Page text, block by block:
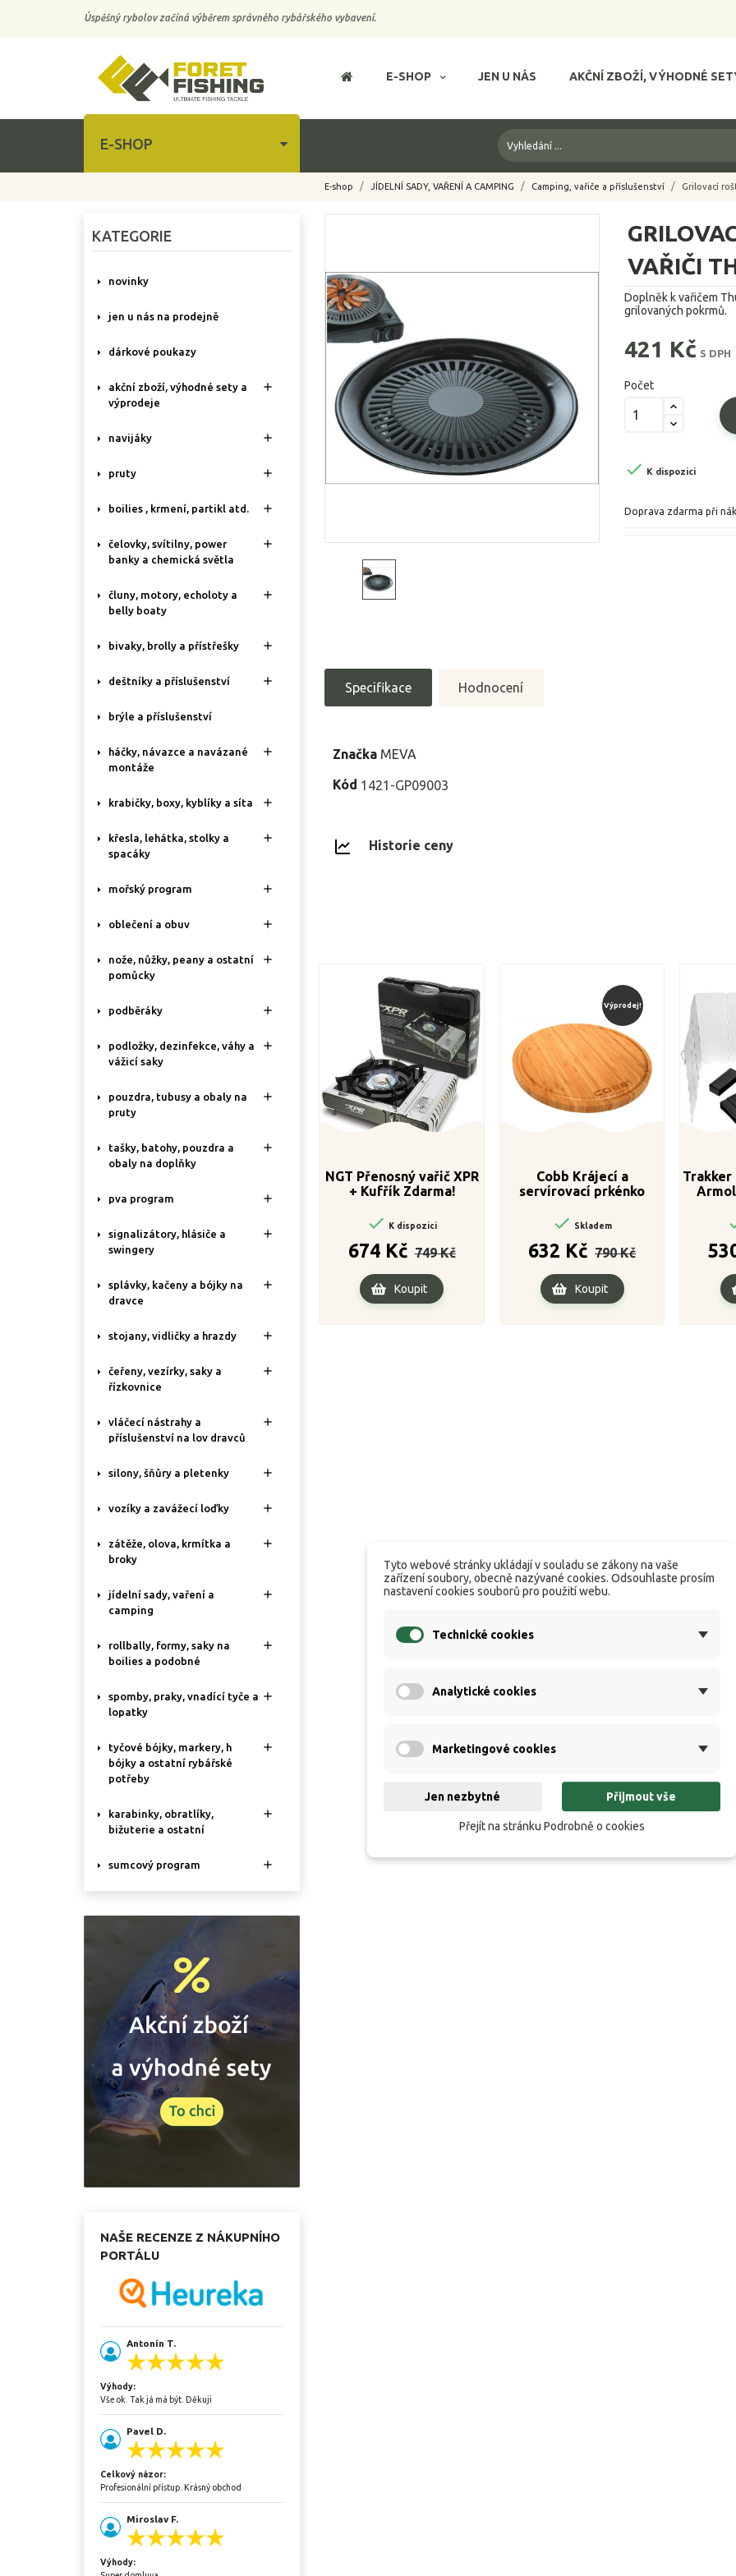
Úspěšný rybolov začíná výběrem správného rybářského vybavení.
E-SHOP JEN U NÁS AKČNÍ ZBOŽÍ, VÝHODNÉ
E-SHOP
E-shop JÍDELNÍ SADY, VAŘENÍ A CAMPING Camping, vařiče a příslušenství Grilovací
KATEGORIE
novinky
jen u nás na prodejně
dárkové poukazy
akční zboží, výhodné sety a
výprodeje

navijáky 
pruty 
boilies , krmení, partikl atd. 
čelovky, svítilny, power
banky a chemická světla

čluny, motory, echoloty a
belly boaty

bivaky, brolly a přístřešky 
deštníky a příslušenství 
brýle a příslušenství
háčky, návazce a navázané
montáže

krabičky, boxy, kyblíky a síta 
křesla, lehátka, stolky a
spacáky

mořský program 
oblečení a obuv 
nože, nůžky, peany a ostatní
pomůcky

podběráky 
podložky, dezinfekce, váhy a
vážicí saky

pouzdra, tubusy a obaly na
pruty

tašky, batohy, pouzdra a
obaly na doplňky

pva program 
signalizátory, hlásiče a
swingery

splávky, kačeny a bójky na
dravce

stojany, vidličky a hrazdy 
čeřeny, vezírky, saky a
řízkovnice

vláčecí nástrahy a
příslušenství na lov dravců

silony, šňůry a pletenky 
vozíky a zavážecí loďky 
zátěže, olova, krmítka a
broky

jídelní sady, vaření a
camping

rollbally, formy, saky na
boilies a podobné

spomby, praky, vnadící tyče a
lopatky

tyčové bójky, markery, h
bójky a ostatní rybářské
potřeby

karabinky, obratlíky,
bižuterie a ostatní

sumcový program 
NAŠE RECENZE Z NÁKUPNÍHO
PORTÁLU
Antonín T.
Výhody:
Vše ok. Tak já má být. Děkuji
Pavel D.
Celkový názor:
Profesionální přístup. Krásný obchod
Miroslav F.
Výhody:
VAŘIČI
Doplněk k vařičem
grilovaných pokrmů.
421 Kč S DPH
Počet
 K dispozici
Doprava zdarma při
Specifikace Hodnocení
Značka MEVA
Kód 1421-GP09003
Historie ceny
NGT Přenosný vařič XPR
+ Kufřík Zdarma!
 K dispozici
674 Kč cena
749 Kč
Cena
Koupit
Výprodej!
Cobb Krájecí a
servírovací prkénko
 Skladem
632 Kč
cena
790 Kč
Koupit
Tyto webové stránky ukládají v souladu se zákony na vaše
zařízení soubory, obecně nazývané cookies. Odsouhlaste prosím
nastavení cookies souborů pro použití webu.
Technické cookies
Analytické cookies
Marketingové cookies
Jen nezbytné Přijmout vše
Přejít na stránku Podrobně o cookies